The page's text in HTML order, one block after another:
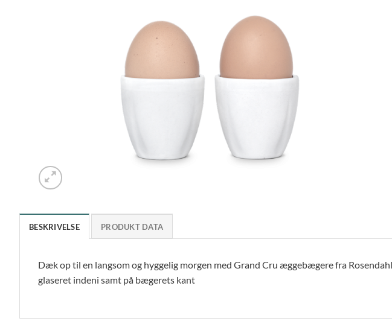
BESKRIVELSE PRODUKT DATA
Dæk op til en langsom og hyggelig morgen med Grand Cru æggebægere fra
glaseret indeni samt på bægerets kant